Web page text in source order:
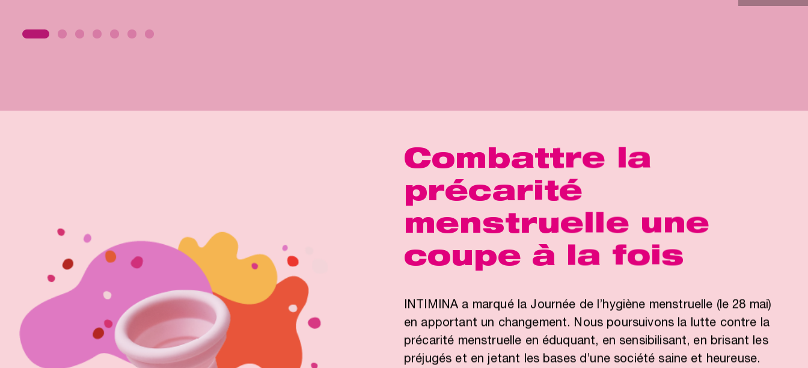
Combattre la
précarité
menstruelle une
coupe à la fois
INTIMINA a marqué la Journée de l’hygiène menstruelle (le 28 mai)
en apportant un changement. Nous poursuivons la lutte contre la
précarité menstruelle en éduquant, en sensibilisant, en brisant les
préjugés et en jetant les bases d’une société saine et heureuse.